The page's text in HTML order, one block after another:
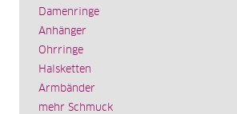
Damenringe
Anhänger
Ohrringe
Halsketten
Armbänder
mehr Schmuck